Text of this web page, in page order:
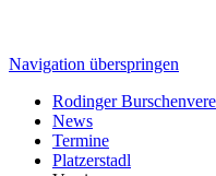
Navigation überspringen
Rodinger
News
Termine
Platzerstadl